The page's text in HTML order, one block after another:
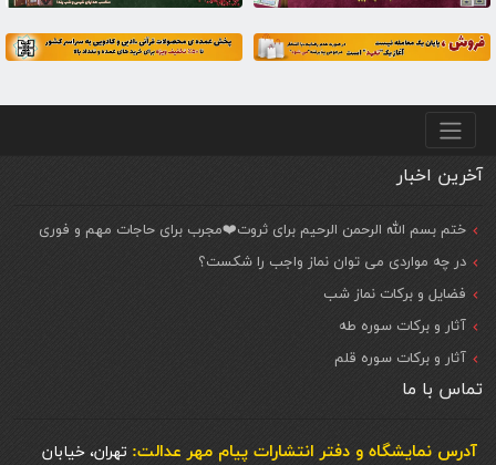
منو پایین
آخرین اخبار
ختم بسم الله الرحمن الرحیم برای ثروت❤️مجرب برای حاجات مهم و فوری
در چه مواردی می توان نماز واجب را شکست؟
فضایل و برکات نماز شب
آثار و برکات سوره طه
آثار و برکات سوره قلم
تماس با ما
آدرس نمایشگاه و دفتر انتشارات پيام مهر عدالت: تهران، خیابان